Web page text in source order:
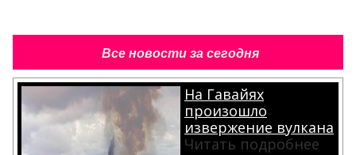
Все новости за сегодня
На Гавайях
произошло
извержение вулкана
Читать подробнее